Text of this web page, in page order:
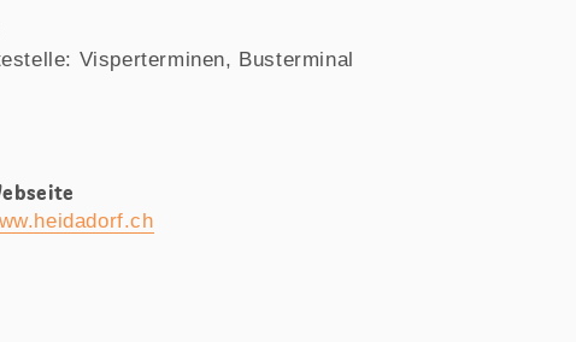
Visperterminen, Busterminal